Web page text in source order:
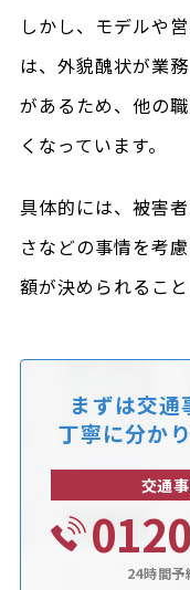
しかし、モデルや
は、外貌醜状が業
があるため、他の
くなっています。
具体的には、被害
さなどの事情を考
額が決められること
まずは交通
丁寧に分か
交通
24時間予